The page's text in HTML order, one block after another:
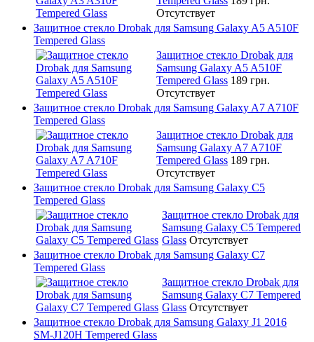
Отсутствует
Защитное стекло Drobak для Samsung Galaxy A5 A510F
Tempered Glass
Защитное стекло Drobak для
Samsung Galaxy A5 A510F
Tempered Glass 189 грн.
Отсутствует
Защитное стекло Drobak для Samsung Galaxy A7 A710F
Tempered Glass
Защитное стекло Drobak для
Samsung Galaxy A7 A710F
Tempered Glass 189 грн.
Отсутствует
Защитное стекло Drobak для Samsung Galaxy C5
Tempered Glass
Защитное стекло Drobak для
Samsung Galaxy C5 Tempered
Glass Отсутствует
Защитное стекло Drobak для Samsung Galaxy C7
Tempered Glass
Защитное стекло Drobak для
Samsung Galaxy C7 Tempered
Glass Отсутствует
Защитное стекло Drobak для Samsung Galaxy J1 2016
SM-J120H Tempered Glass